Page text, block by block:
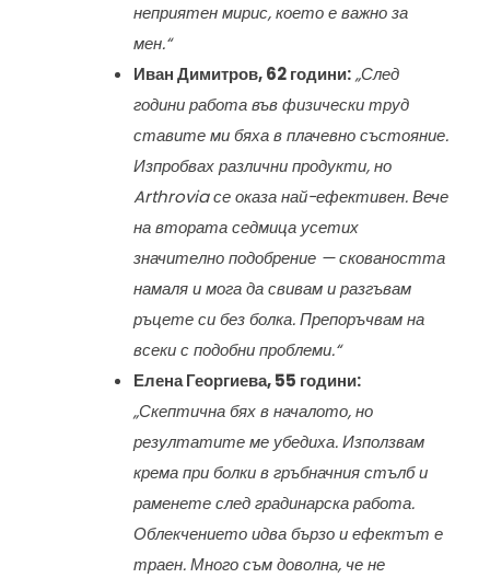
неприятен мирис, което е важно за
мен.“
Иван Димитров, 62 години: „След
години работа във физически труд
ставите ми бяха в плачевно състояние.
Изпробвах различни продукти, но
Arthrovia се оказа най-ефективен. Вече
на втората седмица усетих
значително подобрение — сковаността
намаля и мога да свивам и разгъвам
ръцете си без болка. Препоръчвам на
всеки с подобни проблеми.“
Елена Георгиева, 55 години:
„Скептична бях в началото, но
резултатите ме убедиха. Използвам
крема при болки в гръбначния стълб и
раменете след градинарска работа.
Облекчението идва бързо и ефектът е
траен. Много съм доволна, че не